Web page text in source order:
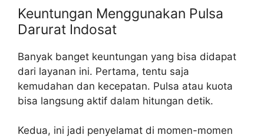
Keuntungan Menggunakan Pulsa
Darurat Indosat
Banyak banget keuntungan yang bisa didapat
dari layanan ini. Pertama, tentu saja
kemudahan dan kecepatan. Pulsa atau kuota
bisa langsung aktif dalam hitungan detik.
Kedua, ini jadi penyelamat di momen-momen